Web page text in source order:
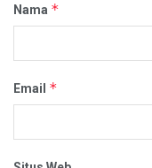
Nama *
Email *